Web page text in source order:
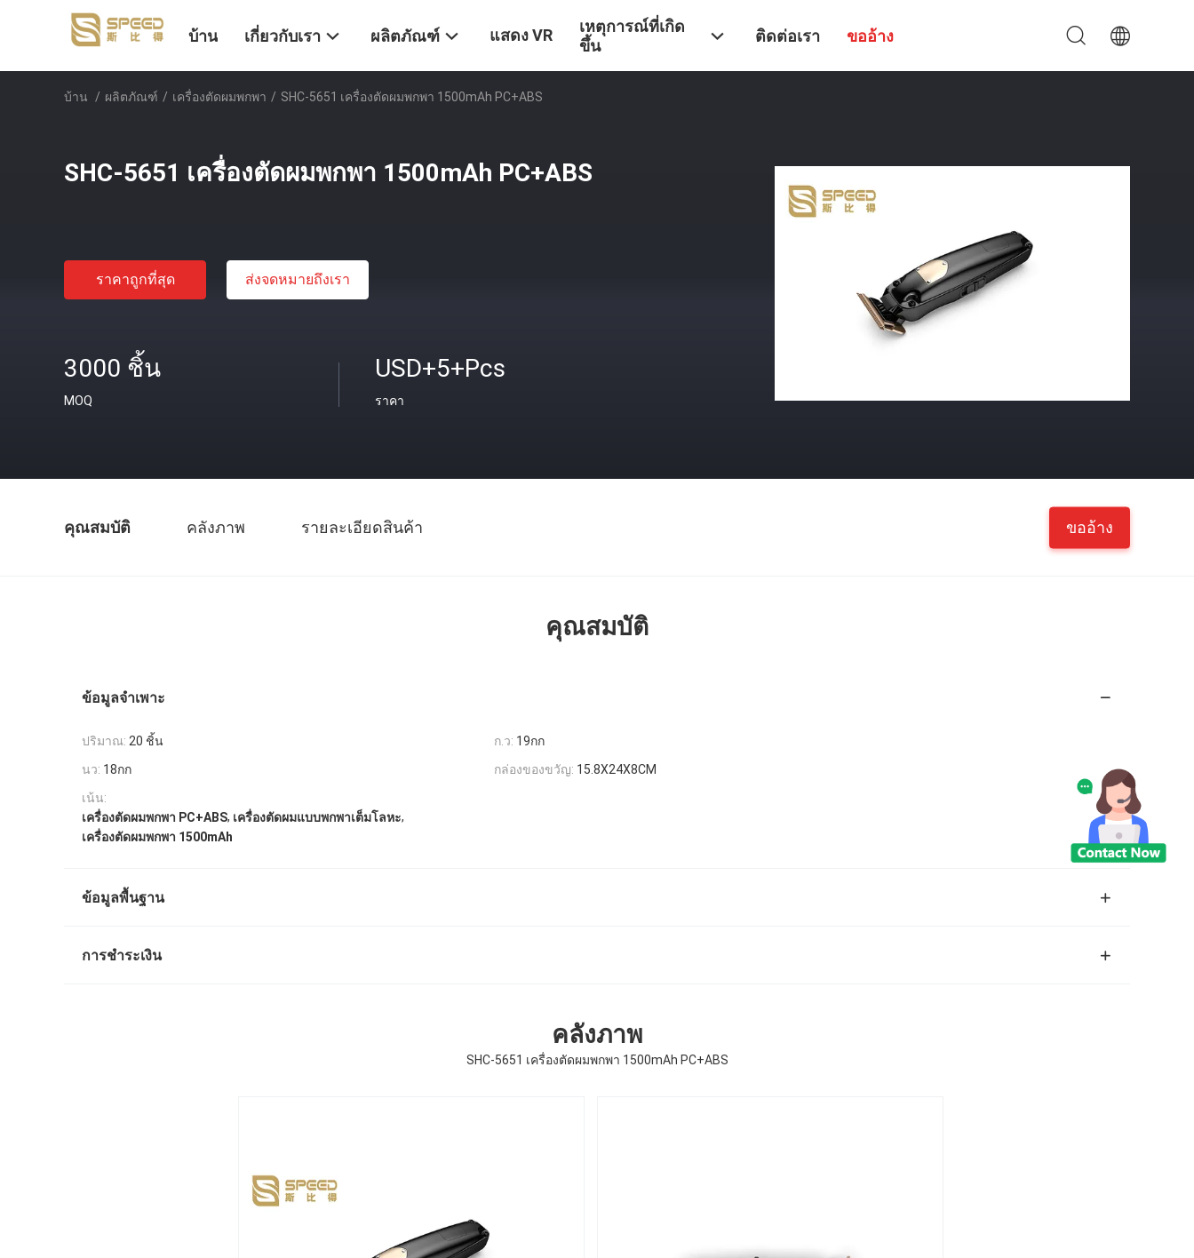
บ้าน เกี่ยวกับเรา ผลิตภัณฑ์ แสดง VR
เหตุการณ์ที่เกิด
ขึ้น
ติดต่อเรา ขออ้าง
บ้าน / ผลิตภัณฑ์ / เครื่องตัดผมพกพา / SHC-5651 เครื่องตัดผมพกพา 1500mAh PC+ABS
SHC-5651 เครื่องตัดผมพกพา 1500mAh PC+ABS
ราคาถูกที่สุด ส่งจดหมายถึงเรา
3000 ชิ้น
MOQ
USD+5+Pcs
ราคา
คุณสมบัติ คลังภาพ รายละเอียดสินค้า ขออ้าง
คุณสมบัติ
ข้อมูลจำเพาะ
ปริมาณ: 20 ชิ้น ก.ว: 19กก
นว: 18กก กล่องของขวัญ: 15.8X24X8CM
เน้น:
เครื่องตัดผมพกพา PC+ABS, เครื่องตัดผมแบบพกพาเต็มโลหะ,
เครื่องตัดผมพกพา 1500mAh
ข้อมูลพื้นฐาน
การชำระเงิน
คลังภาพ
SHC-5651 เครื่องตัดผมพกพา 1500mAh PC+ABS